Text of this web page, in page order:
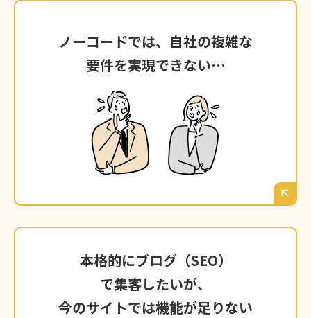
ノーコードでは、自社の複雑な
要件を実現できない…
ノーコードでは、自社の複雑な
要件を実現できない…
徳島の競合と差別化するため、独自の機能や複
雑な検索システムを導入したいが、ツールの仕
様（ノーコードなど）が壁となり、実現できな
本格的にブログ（SEO）
で集客したいが、
今のサイトでは機能が足りない
本格的にブログ（SEO）で集客したいが、
今のサイトでは機能が足りない